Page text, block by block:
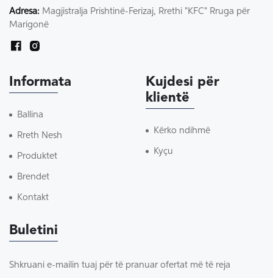
Adresa: Magjistralja Prishtinë-Ferizaj, Rrethi "KFC" Rruga për
Marigonë
Informata
Ballina
Rreth Nesh
Produktet
Brendet
Kontakt
Kujdesi për
klientë
Kërko ndihmë
Kyçu
Buletini
Shkruani e-mailin tuaj për të pranuar ofertat më të reja